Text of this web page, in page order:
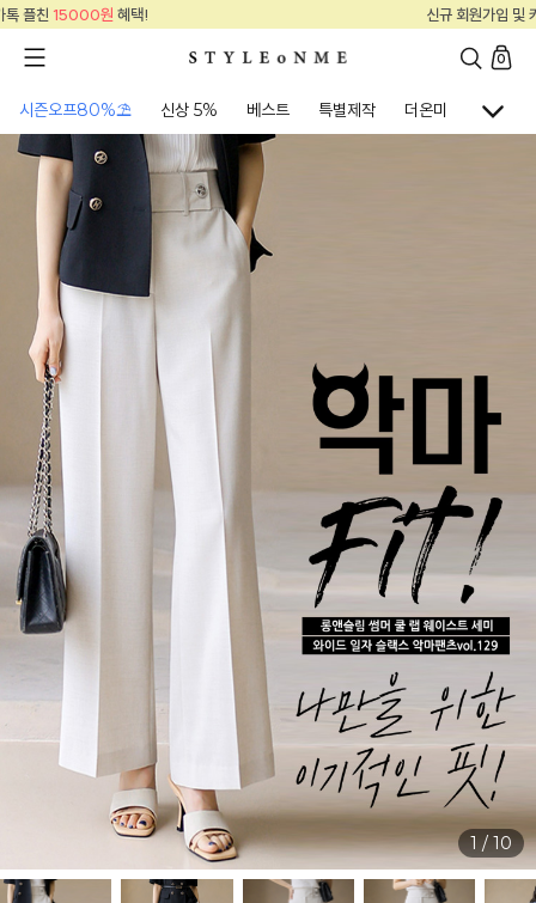
신규 회원가입 및 카톡 플친
0
시즌오프80%⛱ 신상 5% 베스트 특별제작 더온미 골프웨어
1 / 10